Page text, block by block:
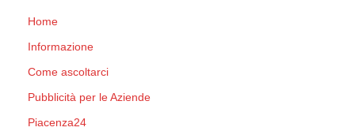
Home
Informazione
Come ascoltarci
Pubblicità per le Aziende
Piacenza24